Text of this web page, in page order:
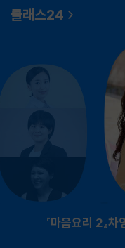
클래스24
『마음요리 2』